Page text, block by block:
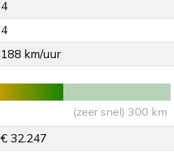
4
4
188 km/uur
(zeer snel) 300 km
€ 32.247